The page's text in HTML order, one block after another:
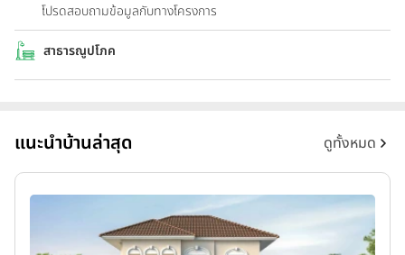
โปรดสอบถามข้อมูลกับทางโครงการ
สาธารณูปโภค
แนะนำบ้านล่าสุด ดูทั้งหมด